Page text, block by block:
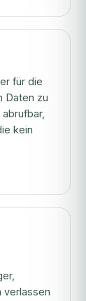
für die
Daten zu
kein
verlassen